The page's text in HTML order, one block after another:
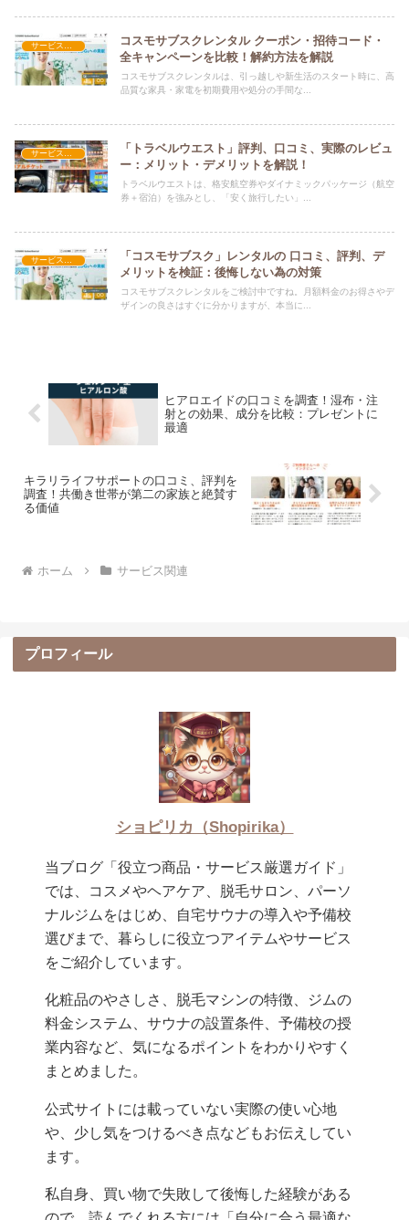
コスモサブスクレンタル クーポン・招待コード・
全キャンペーンを比較！解約方法を解説
コスモサブスクレンタルは、引っ越しや新生活のスタート時に、高
品質な家具・家電を初期費用や処分の手間な...
「トラベルウエスト」評判、口コミ、実際のレビュ
ー：メリット・デメリットを解説！
トラベルウエストは、格安航空券やダイナミックパッケージ（航空
券＋宿泊）を強みとし、「安く旅行したい」...
サービス関連
「コスモサブスク」レンタルの 口コミ、評判、デ
メリットを検証：後悔しない為の対策
コスモサブスクレンタルをご検討中ですね。月額料金のお得さやデ
ザインの良さはすぐに分かりますが、本当に...
ヒアロエイドの口コミを調査！湿布・注
射との効果、成分を比較：プレゼントに
最適
キラリライフサポートの口コミ、評判を
調査！共働き世帯が第二の家族と絶賛す
る価値
ホーム サービス関連
プロフィール
ショピリカ（Shopirika）
当ブログ「役立つ商品・サービス厳選ガイド」
では、コスメやヘアケア、脱毛サロン、パーソ
ナルジムをはじめ、自宅サウナの導入や予備校
選びまで、暮らしに役立つアイテムやサービス
をご紹介しています。
化粧品のやさしさ、脱毛マシンの特徴、ジムの
料金システム、サウナの設置条件、予備校の授
業内容など、気になるポイントをわかりやすく
まとめました。
公式サイトには載っていない実際の使い心地
や、少し気をつけるべき点などもお伝えしてい
ます。
私自身、買い物で失敗して後悔した経験がある